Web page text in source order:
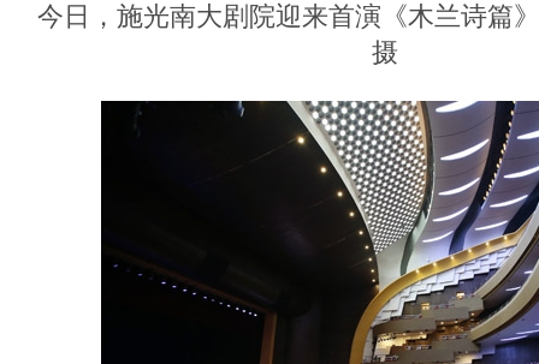
今日，施光南大剧院迎来首演《木兰诗篇
摄